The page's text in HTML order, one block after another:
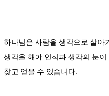
하나님은 사람을 생각으로 살아
생각을 해야 인식과 생각의 눈
찾고 얻을 수 있습니다.